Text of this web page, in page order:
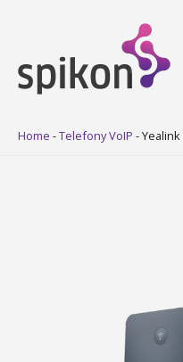
Home -Telefony VoIP -Yealink